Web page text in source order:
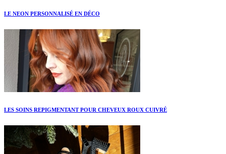
LE NEON PERSONNALISÉ EN DÉCO
LES SOINS REPIGMENTANT POUR CHEVEUX ROUX CUIVRÉ